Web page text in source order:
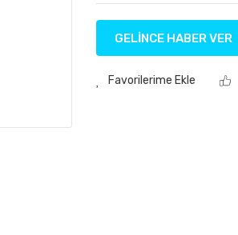
GELİNCE HABER VER